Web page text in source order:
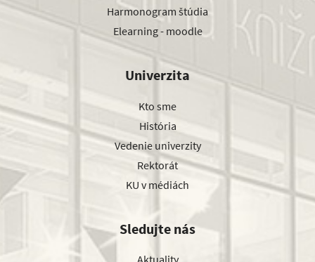
Harmonogram štúdia
Elearning - moodle
Univerzita
Kto sme
História
Vedenie univerzity
Rektorát
KU v médiách
Sledujte nás